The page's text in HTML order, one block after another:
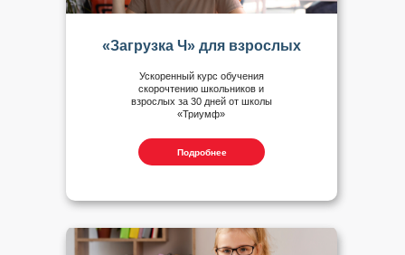
Ускоренный курс обучения
скорочтению школьников и
взрослых за 30 дней от школы
«Триумф»
«Загрузка Ч» для взрослых
Подробнее